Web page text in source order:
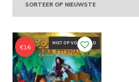
NIET OP VOORRAAD
€16